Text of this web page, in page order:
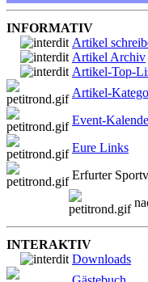
INFORMATIV
Artikel
Artikel Archiv
Artikel-Top-
Artikel-
Event-
Eure Links
Erfurter
INTERAKTIV
Downloads